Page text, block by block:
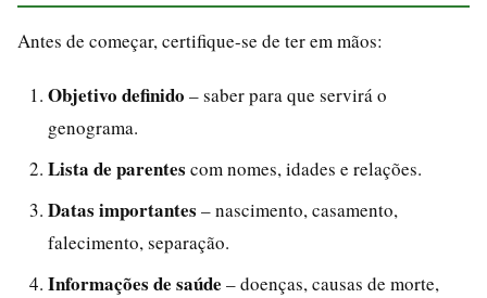
Antes de começar, certifique-se de ter em mãos:
Objetivo definido – saber para que servirá o
genograma.
Lista de parentes com nomes, idades e relações.
Datas importantes – nascimento, casamento,
falecimento, separação.
Informações de saúde – doenças, causas de morte,